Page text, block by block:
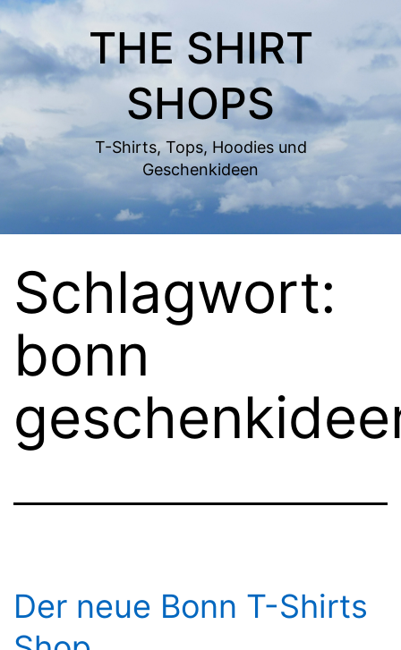
Zum
Inhalt
springen
THE SHIRT
SHOPS
T-Shirts, Tops, Hoodies und
Geschenkideen
Schlagwort:
bonn
Der neue Bonn T-Shirts